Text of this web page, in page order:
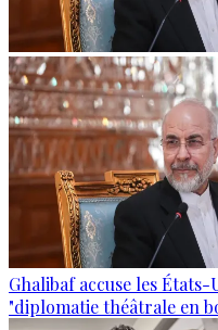
Ghalibaf accuse les
"diplomatie théâtrale en